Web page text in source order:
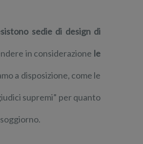
sedie di design di
in considerazione le
a disposizione, come le
supremi” per quanto